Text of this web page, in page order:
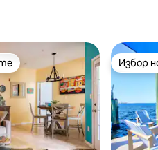
на гостите Избор
Избор